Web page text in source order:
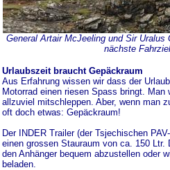
General Artair McJeeling und Sir Uralus
nächste Fahrziel
Urlaubszeit braucht Gepäckraum
Aus Erfahrung wissen wir dass der
Motorrad einen riesen Spass bringt.
allzuviel mitschleppen. Aber, wenn man
oft doch etwas: Gepäckraum!
Der INDER Trailer (der Tsjechischen
einen grossen Stauraum von ca. 150 Ltr.
den Anhänger bequem abzustellen oder
beladen.